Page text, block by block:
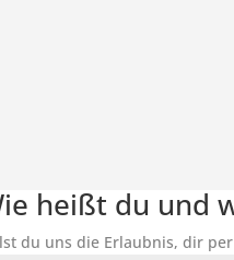
heißt du und
du uns die Erlaubnis, dir